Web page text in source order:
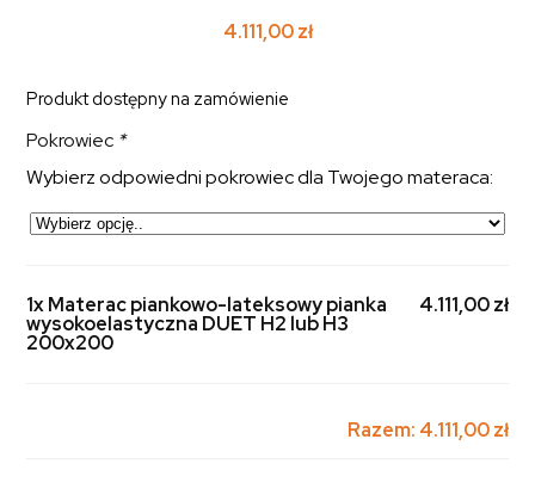
4.111,00zł
Produkt dostępny na zamówienie
Pokrowiec *
Wybierz odpowiedni pokrowiec dla Twojego materaca:
1x Materac piankowo-lateksowy pianka
wysokoelastyczna DUET H2 lub H3
200x200
4.111,00 zł
Razem: 4.111,00 zł